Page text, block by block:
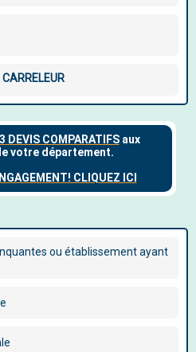
CARRELEUR
ou établissement ayant